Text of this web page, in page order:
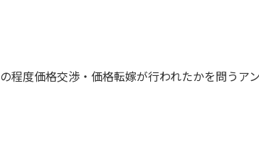
程度価格交渉・価格転嫁が行われたかを問うア